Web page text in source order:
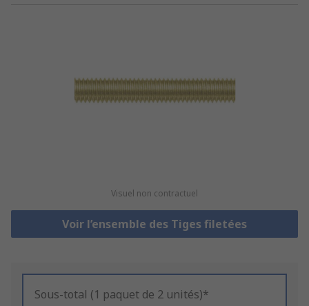
Visuel non contractuel
Voir l’ensemble des Tiges filetées
Sous-total (1 paquet de 2 unités)*